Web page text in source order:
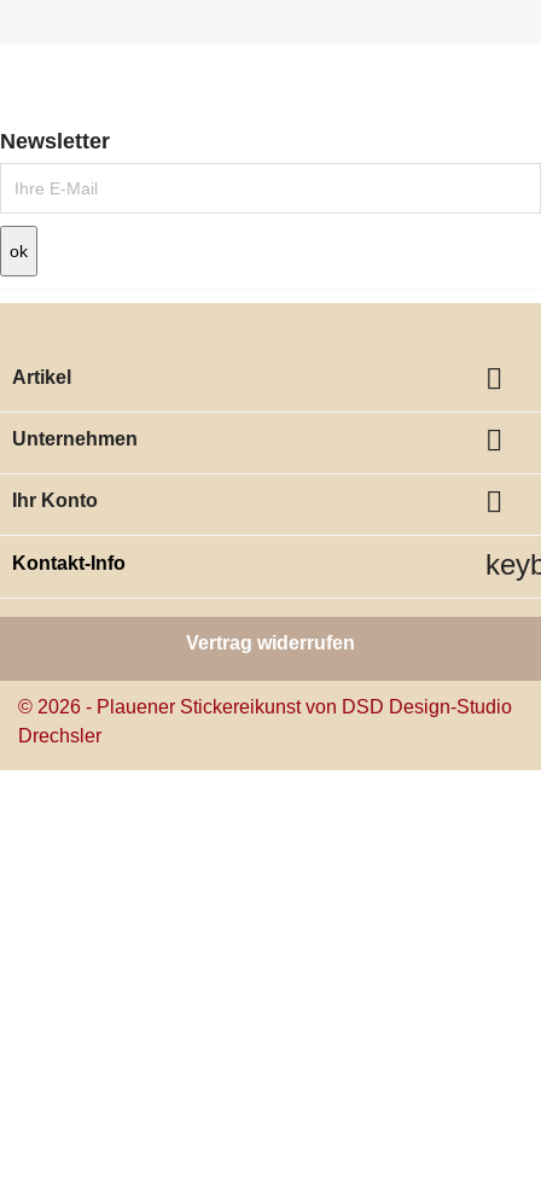
Newsletter
Artikel 
Unternehmen 
Ihr Konto 
Kontakt-Info
Vertrag widerrufen
© 2026 - Plauener Stickereikunst von DSD Design-Studio
Drechsler